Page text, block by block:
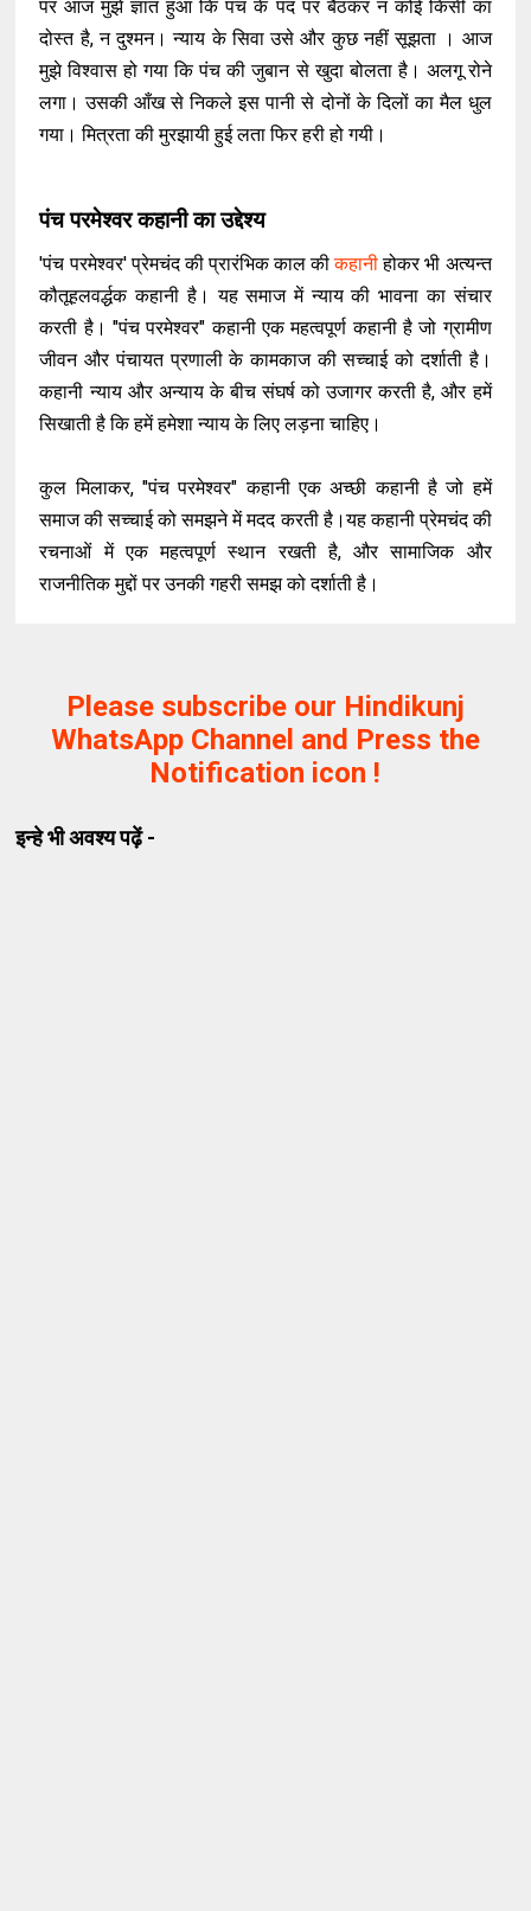
पर आज मुझे ज्ञात हुआ कि पंच के पद पर बैठकर न कोई किसी का
दोस्त है, न दुश्मन। न्याय के सिवा उसे और कुछ नहीं सूझता । आज
मुझे विश्वास हो गया कि पंच की जुबान से खुदा बोलता है। अलगू रोने
लगा। उसकी आँख से निकले इस पानी से दोनों के दिलों का मैल धुल
गया। मित्रता की मुरझायी हुई लता फिर हरी हो गयी।
पंच परमेश्वर कहानी का उद्देश्य
'पंच परमेश्वर' प्रेमचंद की प्रारंभिक काल कीकहानीहोकर भी अत्यन्त
कौतूहलवर्द्धक कहानी है। यह समाज में न्याय की भावना का संचार
करती है। "पंच परमेश्वर" कहानी एक महत्वपूर्ण कहानी है जो ग्रामीण
जीवन और पंचायत प्रणाली के कामकाज की सच्चाई को दर्शाती है।
कहानी न्याय और अन्याय के बीच संघर्ष को उजागर करती है, और हमें
सिखाती है कि हमें हमेशा न्याय के लिए लड़ना चाहिए।
कुल मिलाकर, "पंच परमेश्वर" कहानी एक अच्छी कहानी है जो हमें
समाज की सच्चाई को समझने में मदद करती है।यह कहानी प्रेमचंद की
रचनाओं में एक महत्वपूर्ण स्थान रखती है, और सामाजिक और
राजनीतिक मुद्दों पर उनकी गहरी समझ को दर्शाती है।
Please subscribe our Hindikunj
WhatsApp Channel and Press the
Notification icon !
इन्हे भी अवश्य पढ़ें -